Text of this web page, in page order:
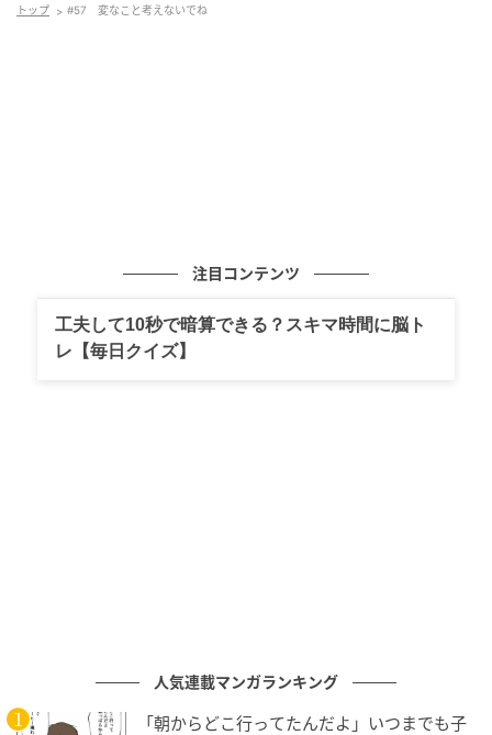
トップ #57 変なこと考えないでね
注目コンテンツ
工夫して10秒で暗算できる？スキマ時間に脳ト
レ【毎日クイズ】
人気連載マンガランキング
「朝からどこ行ってたんだよ」いつまでも子